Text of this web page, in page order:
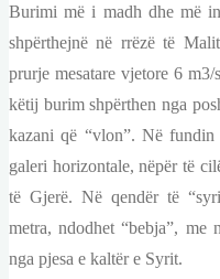
Burimi më i madh dhe më
shpërthejnë në rrëzë të
prurje mesatare vjetore 6
këtij burim shpërthen nga
kazani që “vlon”. Në
galeri horizontale, nëpër të
të Gjerë. Në qendër të
metra, ndodhet “bebja”,
nga pjesa e kaltër e Syrit.